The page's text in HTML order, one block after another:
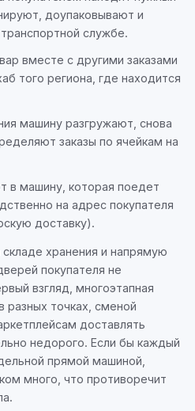
доупаковывают и
службе.
вместе с другими заказами
того региона, где находится
машину разгружают, снова
заказы по ячейкам на
в машину, которая поедет
на адрес покупателя
доставку).
хранения и напрямую
покупателя не
взгляд, многоэтапная
разных точках, сменой
доставлять
недорого. Если бы каждый
прямой машиной,
много, что противоречит